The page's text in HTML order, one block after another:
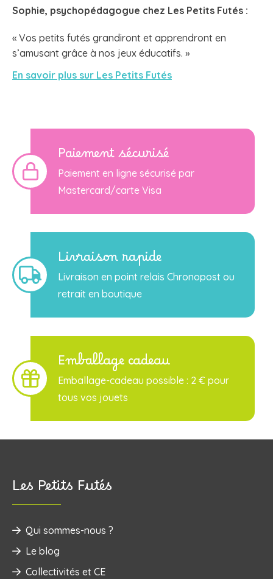
Sophie, psychopédagogue chez Les Petits Futés :
« Vos petits futés grandiront et apprendront en
s’amusant grâce à nos jeux éducatifs. »
En savoir plus sur Les Petits Futés
Paiement sécurisé
Paiement en ligne sécurisé par
Mastercard/carte Visa
Livraison rapide
Livraison en point relais Chronopost ou
retrait en boutique
Emballage cadeau
Emballage-cadeau possible : 2 € pour
tous vos jouets
Les Petits Futés
Qui sommes-nous ?
Le blog
Collectivités et CE